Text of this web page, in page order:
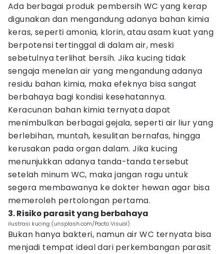
Ada berbagai produk pembersih WC yang kerap
digunakan dan mengandung adanya bahan kimia
keras, seperti amonia, klorin, atau asam kuat yang
berpotensi tertinggal di dalam air, meski
sebetulnya terlihat bersih. Jika kucing tidak
sengaja menelan air yang mengandung adanya
residu bahan kimia, maka efeknya bisa sangat
berbahaya bagi kondisi kesehatannya.
Keracunan bahan kimia ternyata dapat
menimbulkan berbagai gejala, seperti air liur yang
berlebihan, muntah, kesulitan bernafas, hingga
kerusakan pada organ dalam. Jika kucing
menunjukkan adanya tanda-tanda tersebut
setelah minum WC, maka jangan ragu untuk
segera membawanya ke dokter hewan agar bisa
memeroleh pertolongan pertama.
3. Risiko parasit yang berbahaya
ilustrasi kucing (unsplash.com/Pacto Visual)
Bukan hanya bakteri, namun air WC ternyata bisa
menjadi tempat ideal dari perkembangan parasit